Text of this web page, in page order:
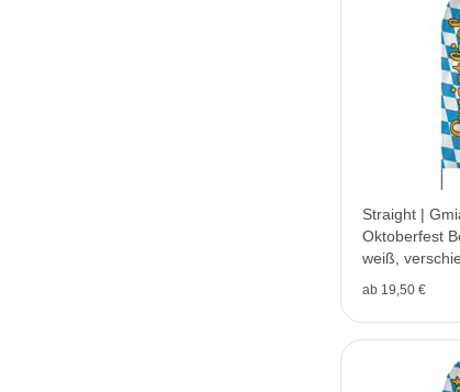
Straight |
Oktoberfest
weiß,
ab 19,50 €